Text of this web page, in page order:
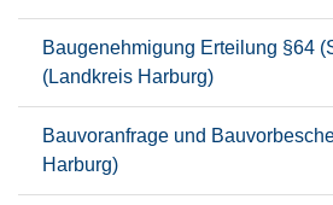
Baugenehmigung Erteilung §64
(Landkreis Harburg)
Bauvoranfrage und
Harburg)